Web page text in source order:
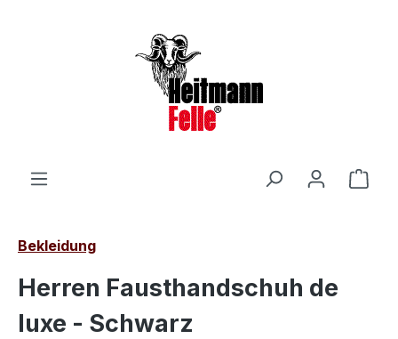
Bekleidung
Herren Fausthandschuh de
luxe - Schwarz